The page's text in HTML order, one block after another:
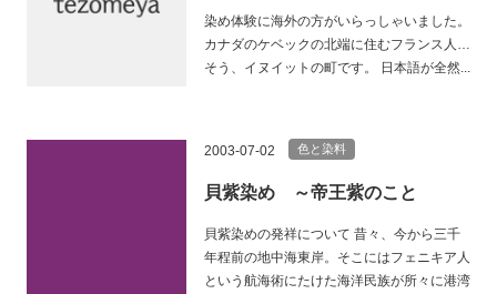
染め体験に海外の方がいらっしゃいました。
カナダのケベックの北端に住むフランス人…
そう、イヌイットの町です。 日本語が全然...
2003-07-02 色と染料
貝紫染め ～帝王紫のこと
貝紫染めの発祥について 昔々、今から三千
年程前の地中海東岸。そこにはフェニキア人
という航海術にたけた海洋民族が所々に港湾